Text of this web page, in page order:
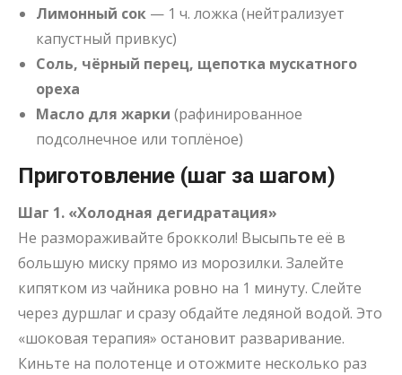
Лимонный сок — 1 ч. ложка (нейтрализует
капустный привкус)
Соль, чёрный перец, щепотка мускатного
ореха
Масло для жарки (рафинированное
подсолнечное или топлёное)
Приготовление (шаг за шагом)
Шаг 1. «Холодная дегидратация»
Не размораживайте брокколи! Высыпьте её в
большую миску прямо из морозилки. Залейте
кипятком из чайника ровно на 1 минуту. Слейте
через дуршлаг и сразу обдайте ледяной водой. Это
«шоковая терапия» остановит разваривание.
Киньте на полотенце и отожмите несколько раз